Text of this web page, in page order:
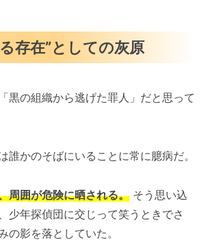
存在”としての灰原
黒の組織から逃げた罪人」だと思って
誰かのそばにいることに常に臆病だ。
周囲が危険に晒される。 そう思い込
少年探偵団に交じって笑うときでさ
の影を落としていた。